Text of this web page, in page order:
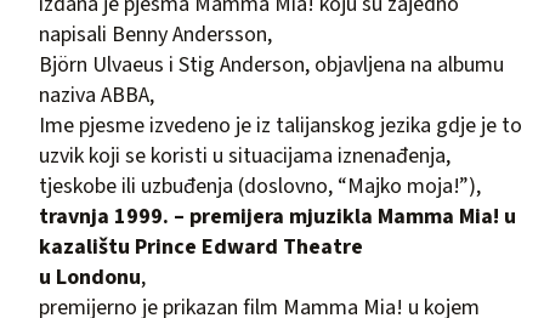
napisali Benny Andersson,
Björn Ulvaeus i Stig Anderson, objavljena na albumu
naziva ABBA,
Ime pjesme izvedeno je iz talijanskog jezika gdje je to
uzvik koji se koristi u situacijama iznenađenja,
tjeskobe ili uzbuđenja (doslovno, “Majko moja!”),
travnja 1999. – premijera mjuzikla Mamma Mia! u
kazalištu Prince Edward Theatre
u Londonu,
premijerno je prikazan film Mamma Mia! u kojem